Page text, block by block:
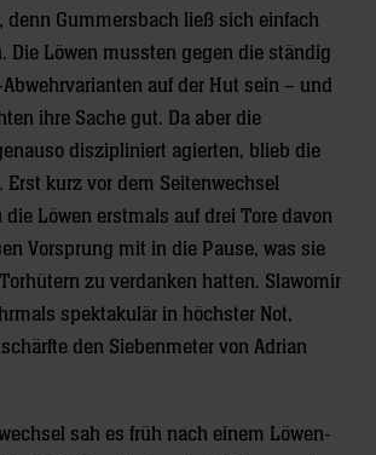
denn Gummersbach ließ sich einfach
Die Löwen mussten gegen die ständig
auf der Hut sein – und
ihre Sache gut. Da aber die
diszipliniert agierten, blieb die
Erst kurz vor dem Seitenwechsel
die Löwen erstmals auf drei Tore davon
Vorsprung mit in die Pause, was sie
zu verdanken hatten. Slawomir
spektakulär in höchster Not,
den Siebenmeter von Adrian
sah es früh nach einem Löwen-